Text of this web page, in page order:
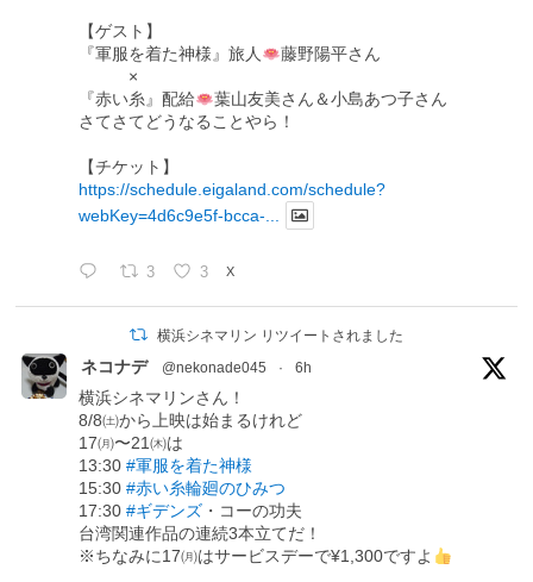
【ゲスト】
『軍服を着た神様』旅人
藤野陽平さん
×
『赤い糸』配給
葉山友美さん＆小島あつ子さん
さてさてどうなることやら！
【チケット】
https://schedule.eigaland.com/schedule?
webKey=4d6c9e5f-bcca-...
3 3 X
横浜シネマリン リツイートされました
ネコナデ @nekonade045 · 6h
横浜シネマリンさん！
8/8㈯から上映は始まるけれど
17㈪〜21㈭は
13:30#軍服を着た神様
15:30#赤い糸輪廻のひみつ
17:30#ギデンズ ・コーの功夫
台湾関連作品の連続3本立てだ！
※ちなみに17㈪はサービスデーで¥1,300ですよ